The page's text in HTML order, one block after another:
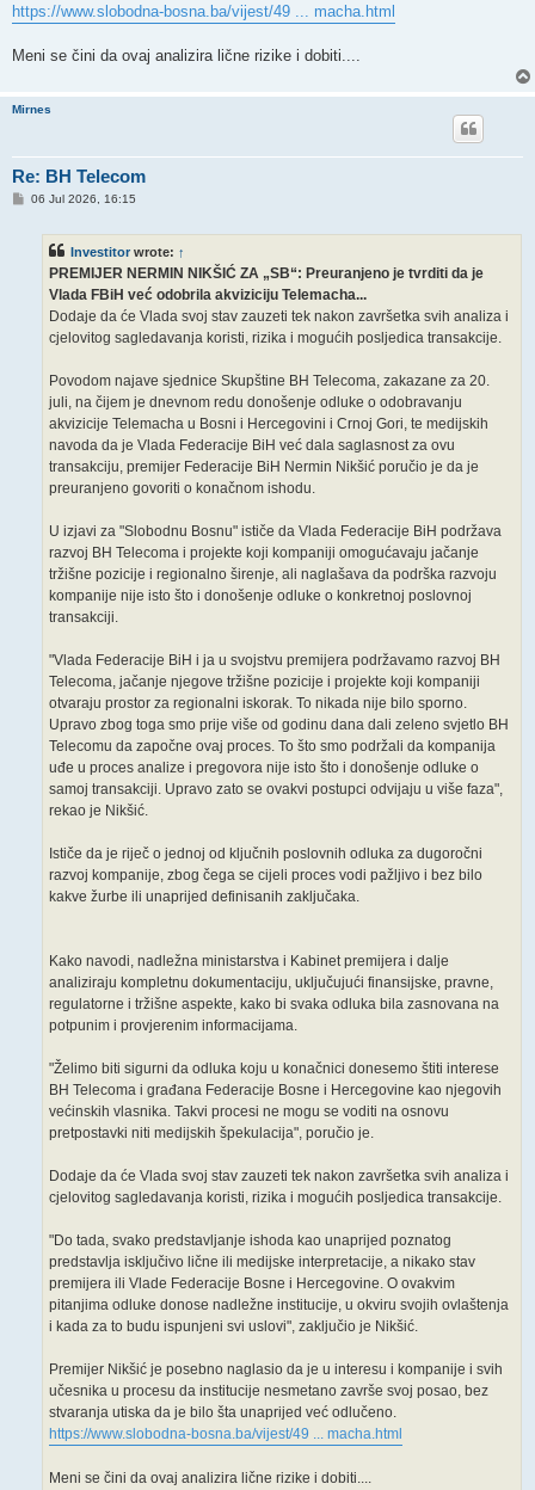
https://www.slobodna-bosna.ba/vijest/49 ... macha.html
Meni se čini da ovaj analizira lične rizike i dobiti....
Mirnes
Re: BH Telecom
P06 Jul 2026, 16:15
Investitor wrote: ↑
PREMIJER NERMIN NIKŠIĆ ZA „SB“: Preuranjeno je tvrditi da je
Vlada FBiH već odobrila akviziciju Telemacha...
Dodaje da će Vlada svoj stav zauzeti tek nakon završetka svih analiza i
cjelovitog sagledavanja koristi, rizika i mogućih posljedica transakcije.
Povodom najave sjednice Skupštine BH Telecoma, zakazane za 20.
juli, na čijem je dnevnom redu donošenje odluke o odobravanju
akvizicije Telemacha u Bosni i Hercegovini i Crnoj Gori, te medijskih
navoda da je Vlada Federacije BiH već dala saglasnost za ovu
transakciju, premijer Federacije BiH Nermin Nikšić poručio je da je
preuranjeno govoriti o konačnom ishodu.
U izjavi za "Slobodnu Bosnu" ističe da Vlada Federacije BiH podržava
razvoj BH Telecoma i projekte koji kompaniji omogućavaju jačanje
tržišne pozicije i regionalno širenje, ali naglašava da podrška razvoju
kompanije nije isto što i donošenje odluke o konkretnoj poslovnoj
transakciji.
"Vlada Federacije BiH i ja u svojstvu premijera podržavamo razvoj BH
Telecoma, jačanje njegove tržišne pozicije i projekte koji kompaniji
otvaraju prostor za regionalni iskorak. To nikada nije bilo sporno.
Upravo zbog toga smo prije više od godinu dana dali zeleno svjetlo BH
Telecomu da započne ovaj proces. To što smo podržali da kompanija
uđe u proces analize i pregovora nije isto što i donošenje odluke o
samoj transakciji. Upravo zato se ovakvi postupci odvijaju u više faza",
rekao je Nikšić.
Ističe da je riječ o jednoj od ključnih poslovnih odluka za dugoročni
razvoj kompanije, zbog čega se cijeli proces vodi pažljivo i bez bilo
kakve žurbe ili unaprijed definisanih zaključaka.
Kako navodi, nadležna ministarstva i Kabinet premijera i dalje
analiziraju kompletnu dokumentaciju, uključujući finansijske, pravne,
regulatorne i tržišne aspekte, kako bi svaka odluka bila zasnovana na
potpunim i provjerenim informacijama.
"Želimo biti sigurni da odluka koju u konačnici donesemo štiti interese
BH Telecoma i građana Federacije Bosne i Hercegovine kao njegovih
većinskih vlasnika. Takvi procesi ne mogu se voditi na osnovu
pretpostavki niti medijskih špekulacija", poručio je.
Dodaje da će Vlada svoj stav zauzeti tek nakon završetka svih analiza i
cjelovitog sagledavanja koristi, rizika i mogućih posljedica transakcije.
"Do tada, svako predstavljanje ishoda kao unaprijed poznatog
predstavlja isključivo lične ili medijske interpretacije, a nikako stav
premijera ili Vlade Federacije Bosne i Hercegovine. O ovakvim
pitanjima odluke donose nadležne institucije, u okviru svojih ovlaštenja
i kada za to budu ispunjeni svi uslovi", zaključio je Nikšić.
Premijer Nikšić je posebno naglasio da je u interesu i kompanije i svih
učesnika u procesu da institucije nesmetano završe svoj posao, bez
stvaranja utiska da je bilo šta unaprijed već odlučeno.
https://www.slobodna-bosna.ba/vijest/49 ... macha.html
Meni se čini da ovaj analizira lične rizike i dobiti....